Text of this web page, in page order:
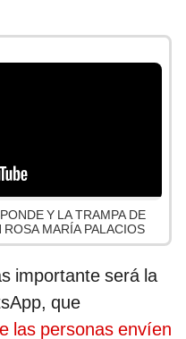
Y LA TRAMPA DE
MARÍA PALACIOS
importante será la
que
las personas envíen